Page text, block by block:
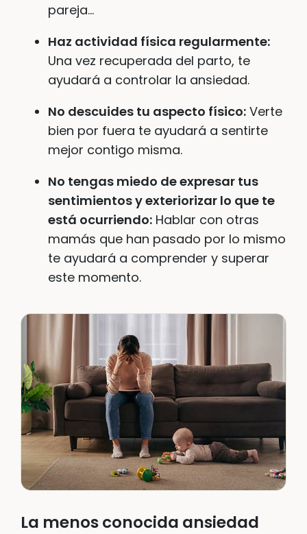
pareja…
Haz actividad física regularmente:
Una vez recuperada del parto, te
ayudará a controlar la ansiedad.
No descuides tu aspecto físico: Verte
bien por fuera te ayudará a sentirte
mejor contigo misma.
No tengas miedo de expresar tus
sentimientos y exteriorizar lo que te
está ocurriendo: Hablar con otras
mamás que han pasado por lo mismo
te ayudará a comprender y superar
este momento.
La menos conocida ansiedad